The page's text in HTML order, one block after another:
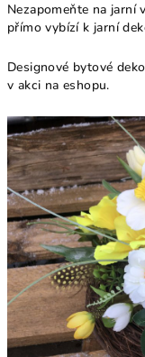
Nezapomeňte na jarní
přímo vybízí k jarní
Designové bytové
v akci na eshopu.